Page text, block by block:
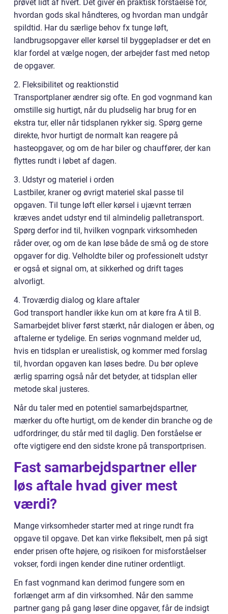
prøvet lidt af hvert. Det giver en praktisk forståelse for,
hvordan gods skal håndteres, og hvordan man undgår
spildtid. Har du særlige behov fx tunge løft,
landbrugsopgaver eller kørsel til byggepladser er det en
klar fordel at vælge nogen, der arbejder fast med netop
de opgaver.
2. Fleksibilitet og reaktionstid
Transportplaner ændrer sig ofte. En god vognmand kan
omstille sig hurtigt, når du pludselig har brug for en
ekstra tur, eller når tidsplanen rykker sig. Spørg gerne
direkte, hvor hurtigt de normalt kan reagere på
hasteopgaver, og om de har biler og chauffører, der kan
flyttes rundt i løbet af dagen.
3. Udstyr og materiel i orden
Lastbiler, kraner og øvrigt materiel skal passe til
opgaven. Til tunge løft eller kørsel i ujævnt terræn
kræves andet udstyr end til almindelig palletransport.
Spørg derfor ind til, hvilken vognpark virksomheden
råder over, og om de kan løse både de små og de store
opgaver for dig. Velholdte biler og professionelt udstyr
er også et signal om, at sikkerhed og drift tages
alvorligt.
4. Troværdig dialog og klare aftaler
God transport handler ikke kun om at køre fra A til B.
Samarbejdet bliver først stærkt, når dialogen er åben, og
aftalerne er tydelige. En seriøs vognmand melder ud,
hvis en tidsplan er urealistisk, og kommer med forslag
til, hvordan opgaven kan løses bedre. Du bør opleve
ærlig sparring også når det betyder, at tidsplan eller
metode skal justeres.
Når du taler med en potentiel samarbejdspartner,
mærker du ofte hurtigt, om de kender din branche og de
udfordringer, du står med til daglig. Den forståelse er
ofte vigtigere end den sidste krone på transportprisen.
Fast samarbejdspartner eller
løs aftale hvad giver mest
værdi?
Mange virksomheder starter med at ringe rundt fra
opgave til opgave. Det kan virke fleksibelt, men på sigt
ender prisen ofte højere, og risikoen for misforståelser
vokser, fordi ingen kender dine rutiner ordentligt.
En fast vognmand kan derimod fungere som en
forlænget arm af din virksomhed. Når den samme
partner gang på gang løser dine opgaver, får de indsigt